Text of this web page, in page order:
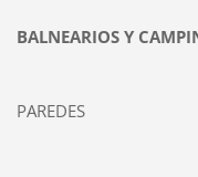
BALNEARIOS Y
PARQUE
PAREDES
8 DE